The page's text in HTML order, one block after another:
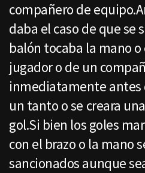
compañero de
daba el caso de que se
balón tocaba la mano o
jugador o de un
inmediatamente antes
un tanto o se creara
gol.Si bien los goles
con el brazo o la mano
sancionados aunque